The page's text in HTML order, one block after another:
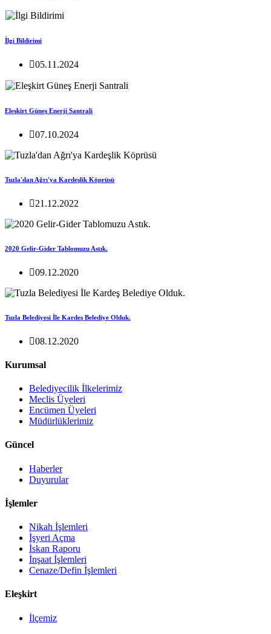
İlgi Bildirimi
05.11.2024
Eleşkirt Güneş Enerji Santrali
07.10.2024
Tuzla'dan Ağrı'ya Kardeşlik Köprüsü
21.12.2022
2020 Gelir-Gider Tablomuzu Astık.
09.12.2020
Tuzla Belediyesi İle Kardeş Belediye Olduk.
08.12.2020
Kurumsal
Belediyecilik İlkelerimiz
Meclis Üyeleri
Encümen Üyeleri
Müdürlüklerimiz
Güncel
Haberler
Duyurular
İşlemler
Nikah İşlemleri
İşyeri Açma
İskan Raporu
İnşaat İşlemleri
Cenaze/Defin İşlemleri
Eleşkirt
İlçemiz